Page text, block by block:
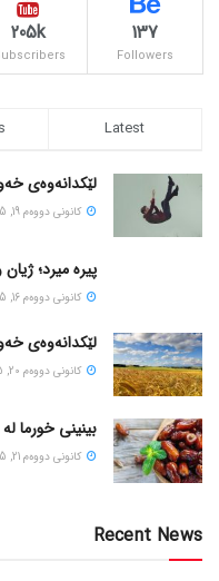
137
Followers
205k
Latest
لێکدانەوەی
كانونی دووه‌م 19, 2025
پیره میرد؛
كانونی دووه‌م 16, 2025
لێکدانەوەی
كانونی دووه‌م 20, 2025
بینینی خورما
كانونی دووه‌م 21, 2025
Recent News